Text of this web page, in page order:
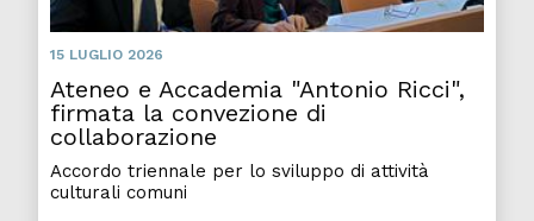
15 LUGLIO 2026
Ateneo e Accademia "Antonio Ricci",
firmata la convezione di
collaborazione
Accordo triennale per lo sviluppo di attività
culturali comuni